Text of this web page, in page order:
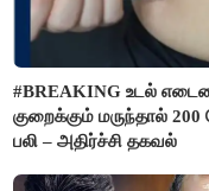
#BREAKING உடல்
குறைக்கும் மருந்தால் 200
பலி – அதிர்ச்சி தகவல்